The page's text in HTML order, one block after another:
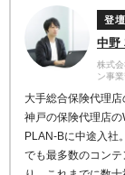
登
中野
株式
ン事
大手総合保険代理
神戸の保険代理店
PLAN-Bに中途入社。
でも最多数のコン